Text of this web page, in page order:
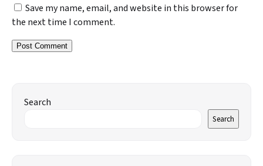
Save my name, email, and website in this browser for
the next time I comment.
Search
Search